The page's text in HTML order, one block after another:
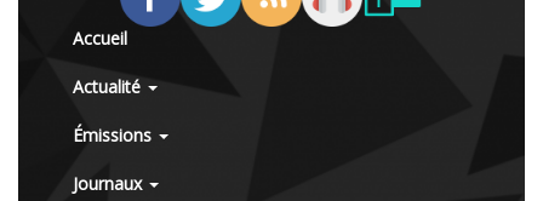
Accueil
Actualité
Émissions
Journaux